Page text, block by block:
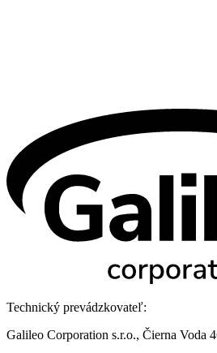
Technický prevádzkovateľ:
Galileo Corporation s.r.o., Čierna Voda